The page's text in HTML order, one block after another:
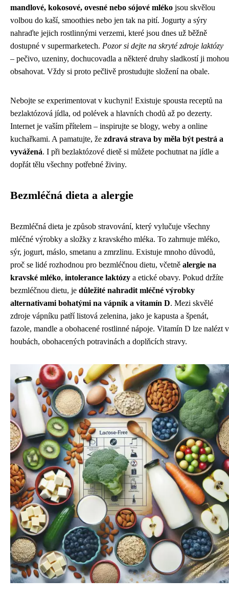
mandlové, kokosové, ovesné nebo sójové mléko jsou skvělou
volbou do kaší, smoothies nebo jen tak na pití. Jogurty a sýry
nahraďte jejich rostlinnými verzemi, které jsou dnes už běžně
dostupné v supermarketech. Pozor si dejte na skryté zdroje laktózy
– pečivo, uzeniny, dochucovadla a některé druhy sladkostí ji mohou
obsahovat. Vždy si proto pečlivě prostudujte složení na obale.
Nebojte se experimentovat v kuchyni! Existuje spousta receptů na
bezlaktózová jídla, od polévek a hlavních chodů až po dezerty.
Internet je vaším přítelem – inspirujte se blogy, weby a online
kuchařkami. A pamatujte, že zdravá strava by měla být pestrá a
vyvážená. I při bezlaktózové dietě si můžete pochutnat na jídle a
dopřát tělu všechny potřebné živiny.
Bezmléčná dieta a alergie
Bezmléčná dieta je způsob stravování, který vylučuje všechny
mléčné výrobky a složky z kravského mléka. To zahrnuje mléko,
sýr, jogurt, máslo, smetanu a zmrzlinu. Existuje mnoho důvodů,
proč se lidé rozhodnou pro bezmléčnou dietu, včetně alergie na
kravské mléko, intolerance laktózy a etické obavy. Pokud držíte
bezmléčnou dietu, je důležité nahradit mléčné výrobky
alternativami bohatými na vápník a vitamín D. Mezi skvělé
zdroje vápníku patří listová zelenina, jako je kapusta a špenát,
fazole, mandle a obohacené rostlinné nápoje. Vitamín D lze nalézt v
houbách, obohacených potravinách a doplňcích stravy.